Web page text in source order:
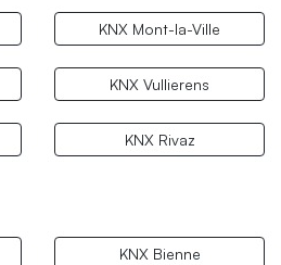
KNX Mont-la-Ville
KNX Vullierens
KNX Rivaz
KNX Bienne